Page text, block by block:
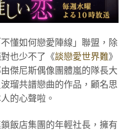
懂如何戀愛陣線」聯盟，除
也少不了《談戀愛世界難》
傑尼斯偶像團體嵐的隊長大
瑠共譜戀曲的作品，顧名思
的心聲啦。
飯店集團的年輕社長，擁有